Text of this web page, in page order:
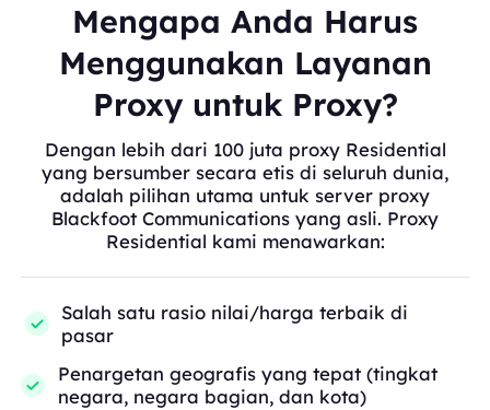
Mengapa Anda Harus
Menggunakan Layanan
Proxy untuk Proxy?
Dengan lebih dari 100 juta proxy Residential
yang bersumber secara etis di seluruh dunia,
adalah pilihan utama untuk server proxy
Blackfoot Communications yang asli. Proxy
Residential kami menawarkan:
Salah satu rasio nilai/harga terbaik di
pasar
Penargetan geografis yang tepat (tingkat
negara, negara bagian, dan kota)